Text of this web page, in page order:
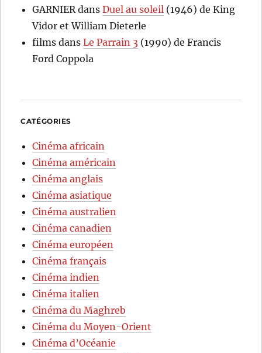
GARNIERdansDuel au soleil (1946) de King
Vidor et William Dieterle
films dansLe Parrain 3 (1990) de Francis
Ford Coppola
CATÉGORIES
Cinéma africain
Cinéma américain
Cinéma anglais
Cinéma asiatique
Cinéma australien
Cinéma canadien
Cinéma européen
Cinéma français
Cinéma indien
Cinéma italien
Cinéma du Maghreb
Cinéma du Moyen-Orient
Cinéma d’Océanie